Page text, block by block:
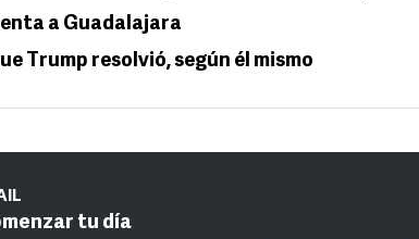
a Guadalajara
Trump resolvió, según él mismo
tu día